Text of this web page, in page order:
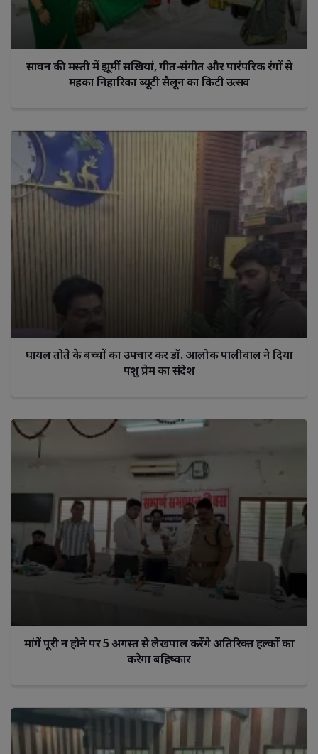
सावन की मस्ती में झूमीं सखियां, गीत-संगीत और पारंपरिक रंगों से
महका निहारिका ब्यूटी सैलून का किटी उत्सव
घायल तोते के बच्चों का उपचार कर डॉ. आलोक पालीवाल ने दिया
पशु प्रेम का संदेश
मांगें पूरी न होने पर 5 अगस्त से लेखपाल करेंगे अतिरिक्त हल्कों का
करेगा बहिष्कार